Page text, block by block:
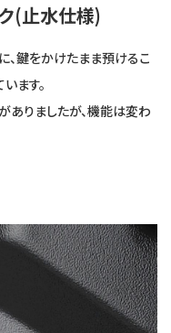
(止水仕様)
鍵をかけたまま預けるこ
ます。
りましたが、機能は変わ